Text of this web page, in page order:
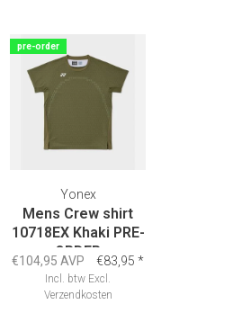
pre-order
Yonex
Mens Crew shirt
10718EX Khaki PRE-
ORDER
€104,95 AVP €83,95 *
Incl. btw Excl.
Verzendkosten